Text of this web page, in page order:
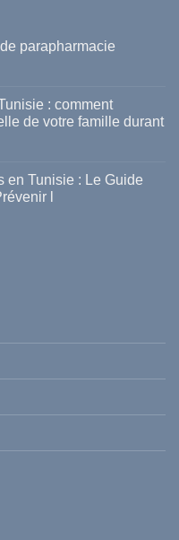
parapharmacie
: comment
de votre famille durant
en Tunisie : Le Guide
l